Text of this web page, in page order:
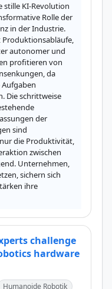
stille KI-Revolution
Rolle der
in der Industrie.
Produktionsabläufe,
autonomer und
profitieren von
da
Die schrittweise
der
sind
die Produktivität,
zwischen
Unternehmen,
sichern sich
ihre
challenge
hardware
Humanoide Robotik